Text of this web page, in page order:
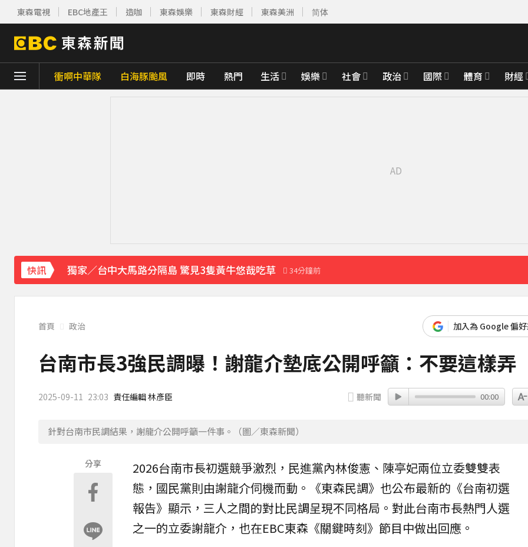
東森電視 EBC地產王 造咖 東森娛樂 東森財經 東森美洲 简体
衝啊中華隊 白海豚颱風 即時 熱門 生活 娛樂 社會 政治 國際 體育 財經
快訊 獨家／台中大馬路分隔島 驚見3隻黃牛悠哉吃草 34分鐘前
每天2000CC是錯的？醫師曝「喝水黃金公式」猛灌恐水中毒 36分鐘前
愛玩車／凱旋雙車登場 660新動力更順暢
律師勾掮客誆「可買BNT疫苗」 詐慈濟10億 52分鐘前
18歲帥兒離開台灣！前主播蔣雅淇忍淚嘆：最難放手的是媽媽
15年摯愛離世！唐綺陽頭七驚見「驚人畫面」感動喊：真不是蓋的
下載東森App，隨時掌握天下大小事！
賴總統參與漢光「萬鈞計畫」！ 搭「雲豹」前進衡指所
19分鐘前
首頁 政治 加入為 Google 偏
台南市長3強民調曝！謝龍介墊底公開呼籲：不要這樣弄
2025-09-11 23:03 責任編輯 林彥臣 聽新聞 00:00
針對台南市民調結果，謝龍介公開呼籲一件事。（圖／東森新聞）
分享 2026台南市長初選競爭激烈，民進黨內林俊憲、陳亭妃兩位立委雙雙表
態，國民黨則由謝龍介伺機而動。《東森民調》也公布最新的《台南初選
報告》顯示，三人之間的對比民調呈現不同格局。對此台南市長熱門人選
之一的立委謝龍介，也在EBC東森《關鍵時刻》節目中做出回應。